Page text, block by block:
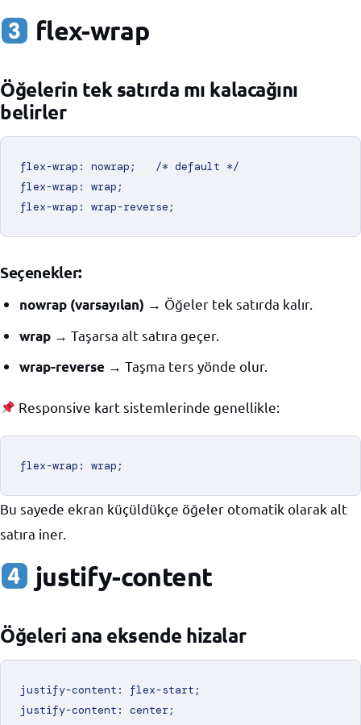
flex-wrap
Öğelerin tek satırda mı kalacağını
belirler
flex-wrap: nowrap;   /* default */
flex-wrap: wrap;
Seçenekler:
nowrap (varsayılan) → Öğeler tek satırda kalır.
wrap → Taşarsa alt satıra geçer.
wrap-reverse → Taşma ters yönde olur.
Responsive kart sistemlerinde genellikle:
Bu sayede ekran küçüldükçe öğeler otomatik olarak alt
satıra iner.
justify-content
Öğeleri ana eksende hizalar
justify-content: flex-start;
justify-content: center;